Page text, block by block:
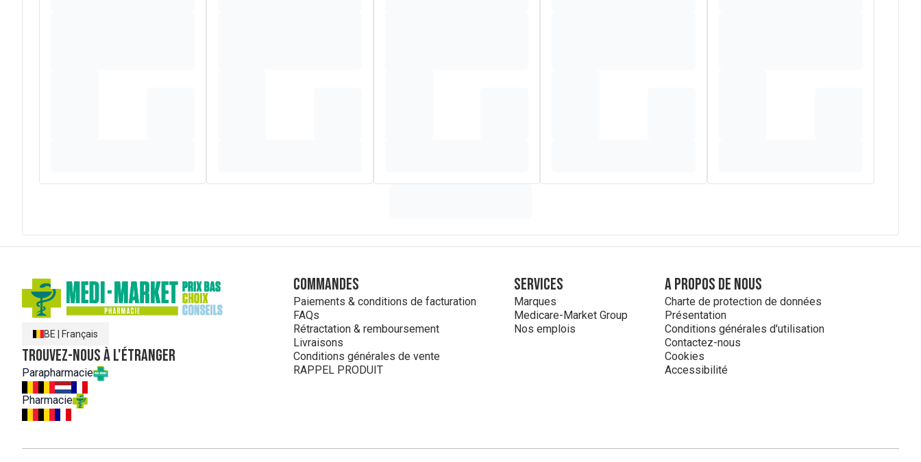
BE Français
Trouvez-nous à l'étranger
Parapharmacie
Pharmacie
Commandes
Paiements & conditions de facturation
FAQs
Rétractation & remboursement
Livraisons
Conditions générales de vente
RAPPEL PRODUIT
Services
Marques
Medicare-Market Group
Nos emplois
A propos de nous
Charte de protection de données
Présentation
Conditions générales d'utilisation
Contactez-nous
Cookies
Accessibilité